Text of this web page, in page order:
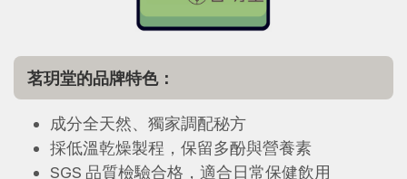
茗玥堂的品牌特色：
成分全天然、獨家調配秘方
採低溫乾燥製程，保留多酚與營養素
SGS 品質檢驗合格，適合日常保健飲用